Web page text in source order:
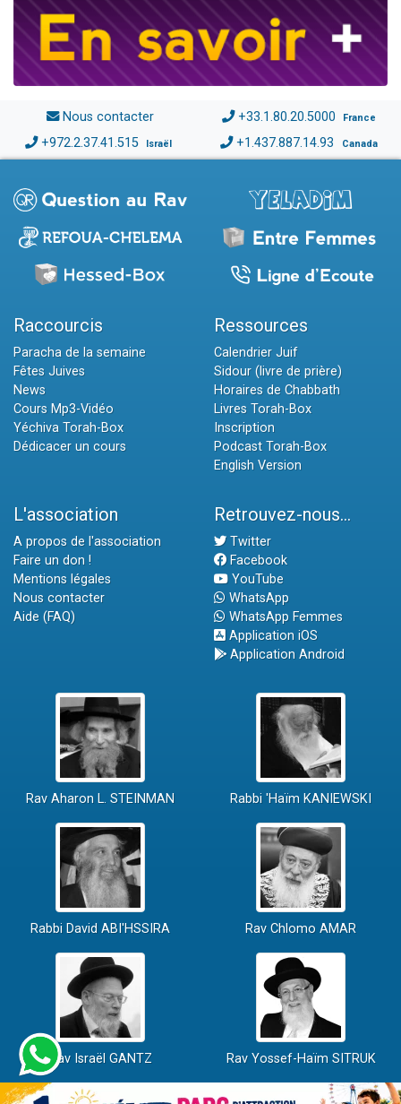
Nous contacter +33.1.80.20.5000 France
+972.2.37.41.515 Israël +1.437.887.14.93 Canada
Raccourcis
Paracha de la semaine
Fêtes Juives
News
Cours Mp3-Vidéo
Yéchiva Torah-Box
Dédicacer un cours
Ressources
Calendrier Juif
Sidour (livre de prière)
Horaires de Chabbath
Livres Torah-Box
Inscription
Podcast Torah-Box
English Version
L'association
A propos de l'association
Faire un don !
Mentions légales
Nous contacter
Aide (FAQ)
Retrouvez-nous...
Twitter
Facebook
YouTube
WhatsApp
WhatsApp Femmes
Application iOS
Application Android
Rav Aharon L. STEINMAN Rabbi 'Haïm KANIEWSKI
Rabbi David ABI'HSSIRA Rav Chlomo AMAR
Rav Israël GANTZ Rav Yossef-Haïm SITRUK